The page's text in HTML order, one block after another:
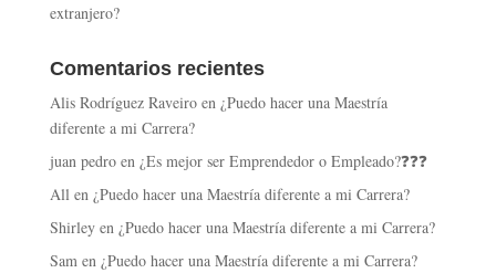
extranjero?
Comentarios recientes
Alis Rodríguez Raveiroen ¿Puedo hacer una Maestría
diferente a mi Carrera?
juan pedroen ¿Es mejor ser Emprendedor o Empleado?❓❓❓
Allen ¿Puedo hacer una Maestría diferente a mi Carrera?
Shirleyen ¿Puedo hacer una Maestría diferente a mi Carrera?
Samen ¿Puedo hacer una Maestría diferente a mi Carrera?